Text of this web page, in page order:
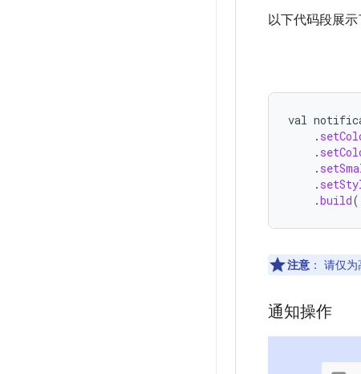
以下代码段展示
val
.
.
.
.
.build
注意 ： 请仅为
通知操作